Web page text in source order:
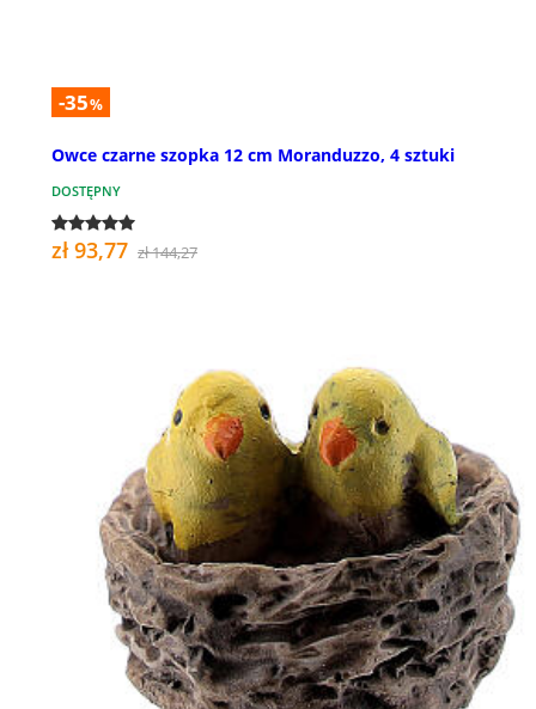
-35%
Owce czarne szopka 12 cm Moranduzzo, 4 sztuki
DOSTĘPNY
zł 93,77 zł 144,27